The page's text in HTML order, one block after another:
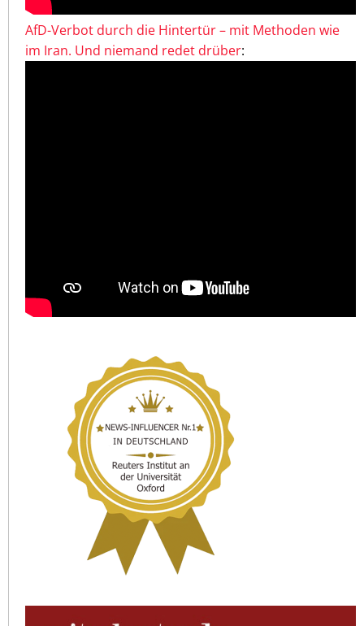
AfD-Verbot durch die Hintertür – mit Methoden wie
im Iran. Und niemand redet drüber: